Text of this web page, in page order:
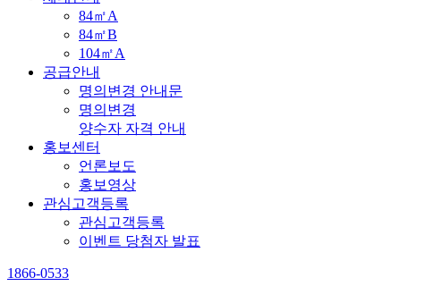
84㎡A
84㎡B
104㎡A
공급안내
명의변경 안내문
명의변경
양수자 자격 안내
홍보센터
언론보도
홍보영상
관심고객등록
관심고객등록
이벤트 당첨자 발표
1866-0533